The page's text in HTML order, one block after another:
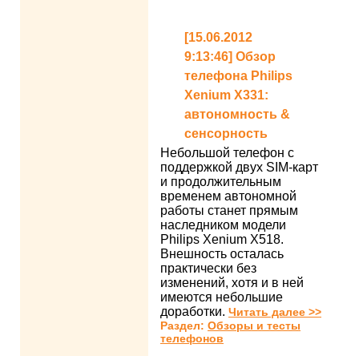
[15.06.2012
9:13:46] Обзор
телефона Philips
Xenium X331:
автономность &
сенсорность
Небольшой телефон с
поддержкой двух SIM-карт
и продолжительным
временем автономной
работы станет прямым
наследником модели
Philips Xenium X518.
Внешность осталась
практически без
изменений, хотя и в ней
имеются небольшие
доработки. Читать далее >>
Раздел: Обзоры и тесты
телефонов